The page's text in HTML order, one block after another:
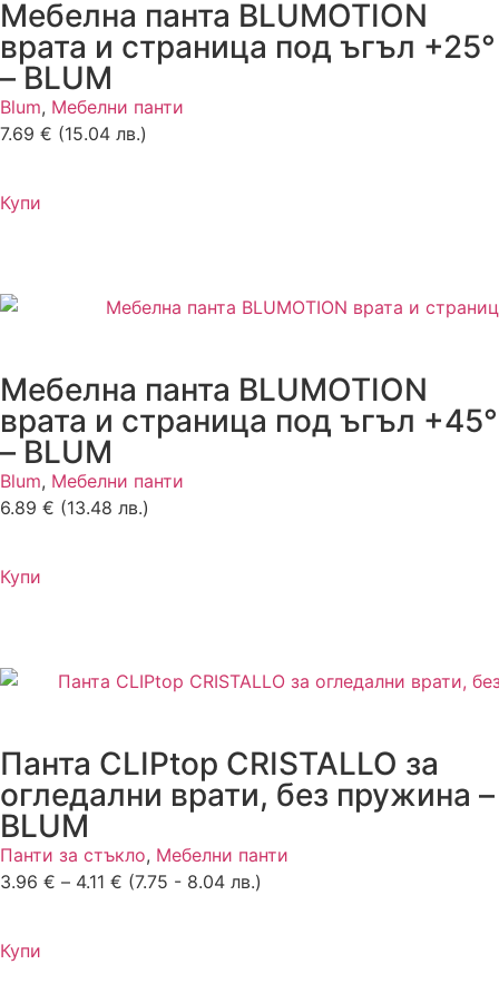
Мебелна панта BLUMOTION
врата и страница под ъгъл +25°
– BLUM
Blum, Мебелни панти
7.69 € (15.04 лв.)
Купи
Мебелна панта BLUMOTION
врата и страница под ъгъл +45°
– BLUM
Blum, Мебелни панти
6.89 € (13.48 лв.)
Купи
Панта CLIPtop CRISTALLO за
огледални врати, без пружина –
BLUM
Панти за стъкло, Мебелни панти
3.96 € – 4.11 € (7.75 - 8.04 лв.)
Купи